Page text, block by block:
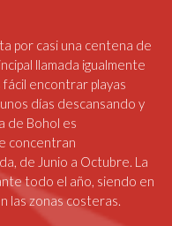
por casi una centena de
llamada igualmente
encontrar playas
días descansando y
de Bohol es
concentran
de Junio a Octubre. La
todo el año, siendo en
las zonas costeras.